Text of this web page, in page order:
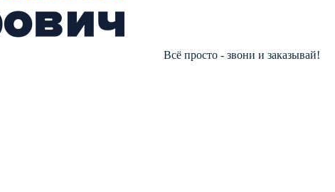
Всё просто - звони и заказывай!